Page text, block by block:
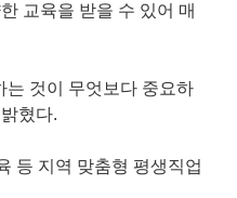
교육을 받을 수 있어 매
는 것이 무엇보다 중요하
혔다.
등 지역 맞춤형 평생직업